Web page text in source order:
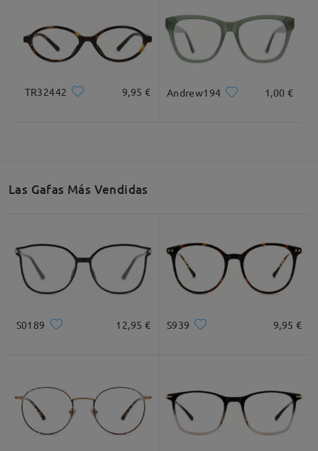
Dimensiones
54mm/ 2.13in
Altura de Cristal
46mm/ 1.81in
Ancho de Puente
17mm/ 0.67in
Cuadrada Redondo Corazón Diamante Ovalado
TR32442 9,95 € Andrew194 1,00 €
Las Gafas Más Vendidas
S0189 12,95 € S939 9,95 €